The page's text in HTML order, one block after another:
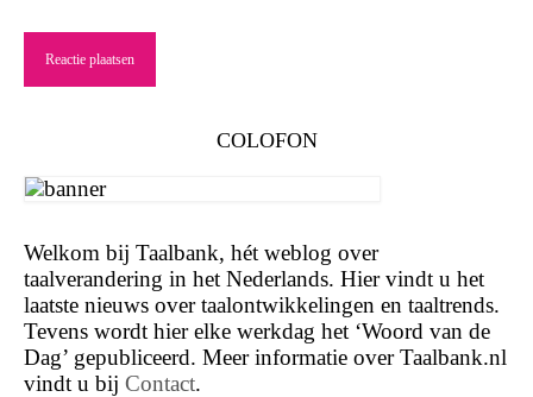
COLOFON
Welkom bij Taalbank, hét weblog over
taalverandering in het Nederlands. Hier vindt u het
laatste nieuws over taalontwikkelingen en taaltrends.
Tevens wordt hier elke werkdag het ‘Woord van de
Dag’ gepubliceerd. Meer informatie over Taalbank.nl
vindt u bij Contact.